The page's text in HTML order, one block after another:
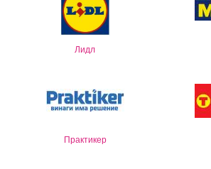
Лидл
Практикер